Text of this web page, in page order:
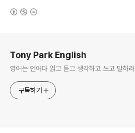
Tony Park English
영어는 언어다 읽고 듣고 생각하고 쓰고 말하라
구독하기